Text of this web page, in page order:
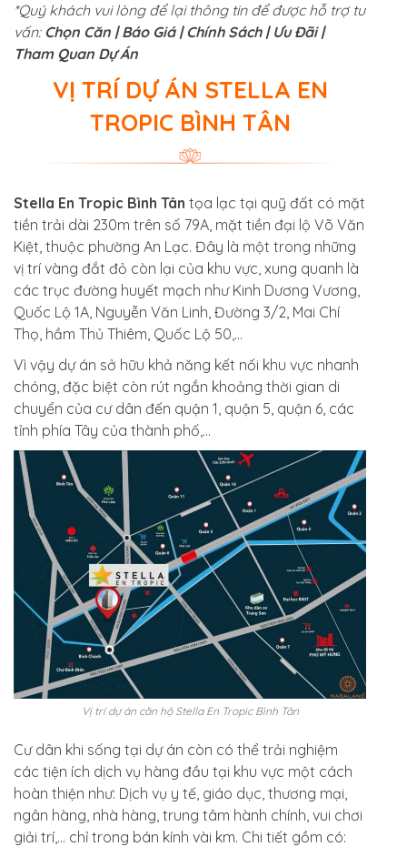
*Quý khách vui lòng để lại thông tin để được hỗ trợ tư
vấn: Chọn Căn | Báo Giá | Chính Sách | Ưu Đãi |
Tham Quan Dự Án
VỊ TRÍ DỰ ÁN STELLA EN
TROPIC BÌNH TÂN
Stella En Tropic Bình Tân tọa lạc tại quỹ đất có mặt
tiền trải dài 230m trên số 79A, mặt tiền đại lộ Võ Văn
Kiệt, thuộc phường An Lạc. Đây là một trong những
vị trí vàng đắt đỏ còn lại của khu vực, xung quanh là
các trục đường huyết mạch như Kinh Dương Vương,
Quốc Lộ 1A, Nguyễn Văn Linh, Đường 3/2, Mai Chí
Thọ, hầm Thủ Thiêm, Quốc Lộ 50,…
Vì vậy dự án sở hữu khả năng kết nối khu vực nhanh
chóng, đặc biệt còn rút ngắn khoảng thời gian di
chuyển của cư dân đến quận 1, quận 5, quận 6, các
tỉnh phía Tây của thành phố,…
Vị trí dự án căn hộ Stella En Tropic Bình Tân
Cư dân khi sống tại dự án còn có thể trải nghiệm
các tiện ích dịch vụ hàng đầu tại khu vực một cách
hoàn thiện như: Dịch vụ y tế, giáo dục, thương mại,
ngân hàng, nhà hàng, trung tâm hành chính, vui chơi
giải trí,… chỉ trong bán kính vài km. Chi tiết gồm có: